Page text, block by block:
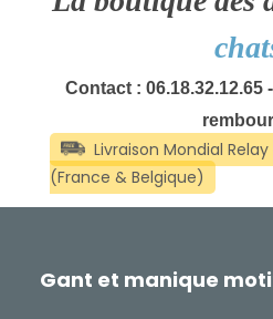
Contact : 06.18.32.12.65
Gant et manique